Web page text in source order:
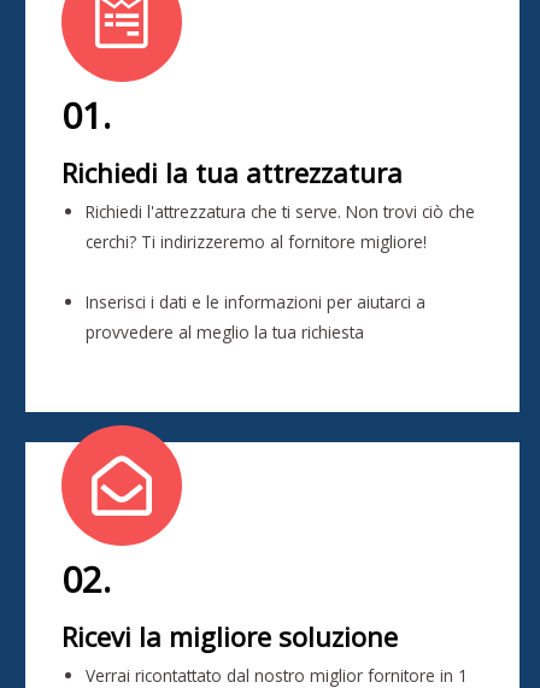
01.
Richiedi la tua attrezzatura
Richiedi l'attrezzatura che ti serve. Non trovi ciò che
cerchi? Ti indirizzeremo al fornitore migliore!
Inserisci i dati e le informazioni per aiutarci a
provvedere al meglio la tua richiesta
02.
Ricevi la migliore soluzione
Verrai ricontattato dal nostro miglior fornitore in 1